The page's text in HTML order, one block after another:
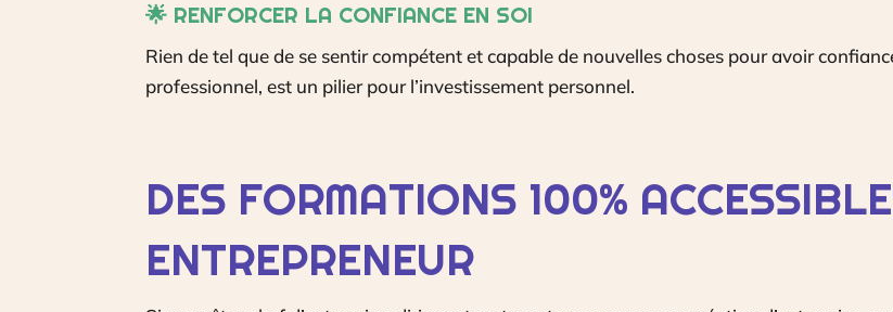
🌟 RENFORCER LA CONFIANCE EN SOI
Rien de tel que de se sentir compétent et capable de nouvelles choses pour avoir
professionnel, est un pilier pour l’investissement personnel.
DES FORMATIONS 100%
ENTREPRENEUR